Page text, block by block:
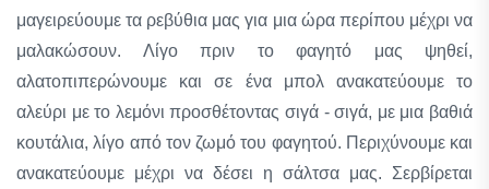
μαγειρεύουμε τα ρεβύθια μας για μια ώρα περίπου μέχρι να
μαλακώσουν. Λίγο πριν το φαγητό μας ψηθεί,
αλατοπιπερώνουμε και σε ένα μπολ ανακατεύουμε το
αλεύρι με το λεμόνι προσθέτοντας σιγά - σιγά, με μια βαθιά
κουτάλια, λίγο από τον ζωμό του φαγητού. Περιχύνουμε και
ανακατεύουμε μέχρι να δέσει η σάλτσα μας. Σερβίρεται